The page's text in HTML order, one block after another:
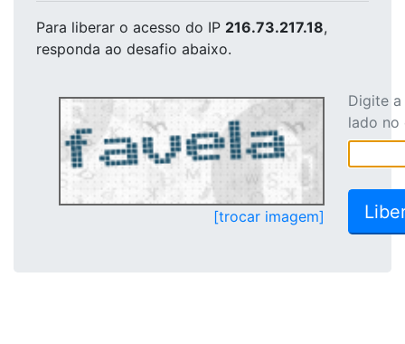
Para liberar o acesso do IP 216.73.217.18,
responda ao desafio abaixo.
[trocar imagem]
Digite
lado no